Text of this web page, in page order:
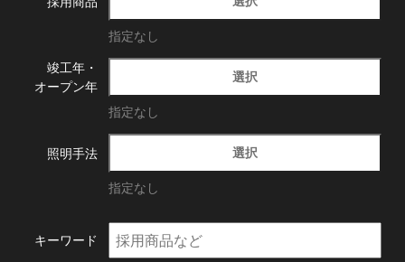
指定なし
竣工年・
オープン年
選択
指定なし
照明手法 選択
指定なし
キーワード